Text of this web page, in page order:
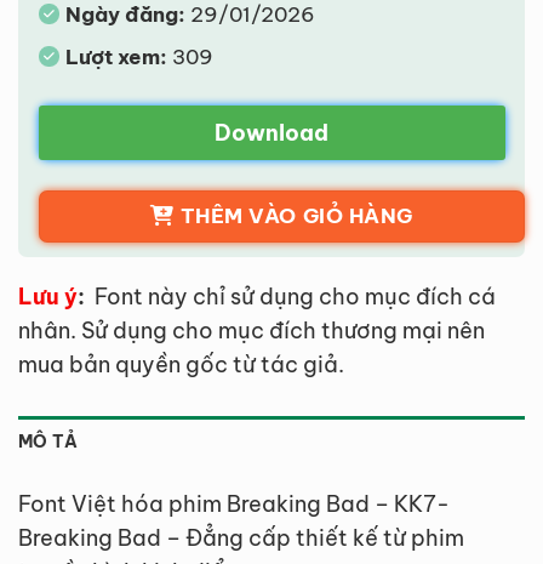
Ngày đăng: 29/01/2026
Lượt xem: 309
Download
THÊM VÀO GIỎ HÀNG
Lưu ý: Font này chỉ sử dụng cho mục đích cá
nhân. Sử dụng cho mục đích thương mại nên
mua bản quyền gốc từ tác giả.
MÔ TẢ
Font Việt hóa phim Breaking Bad – KK7-
Breaking Bad – Đẳng cấp thiết kế từ phim